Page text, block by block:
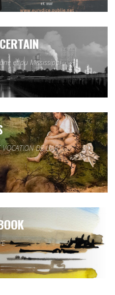
et du Mississippi
VOCATION DE L'ART